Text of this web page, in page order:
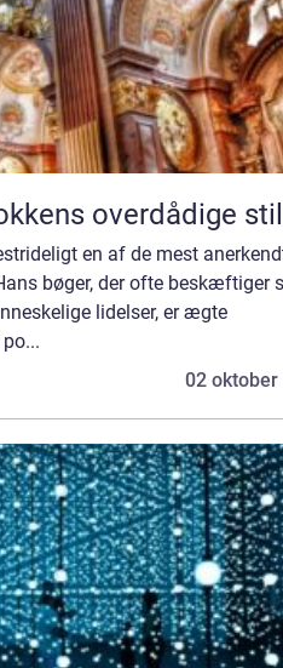
overdådige stil
en af de mest
bøger, der ofte beskæftiger
lidelser, er ægte
02 oktober